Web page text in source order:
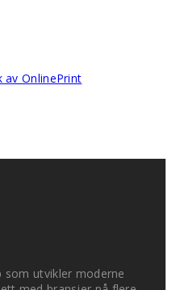
av OnlinePrint
som utvikler moderne